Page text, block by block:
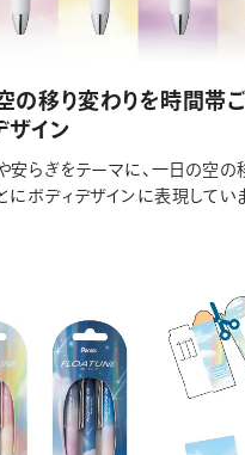
の移り変わりを時間帯
ザイン
安らぎをテーマに、一日の空の
にボディデザインに表現してい